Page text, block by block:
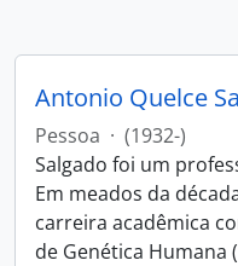
Antonio Quelce
Pessoa · (1932-)
Salgado foi um
Em meados da
carreira acadêmica
de Genética Humana